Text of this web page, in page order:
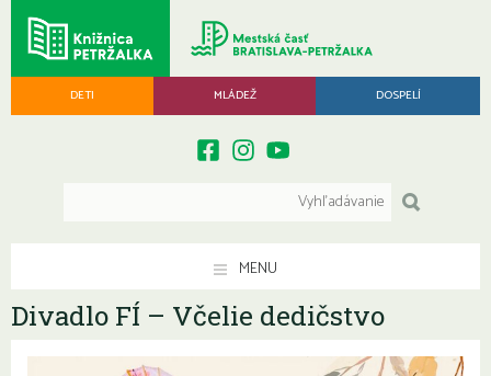
DETI MLÁDEŽ DOSPELÍ
MENU
Divadlo FÍ – Včelie dedičstvo